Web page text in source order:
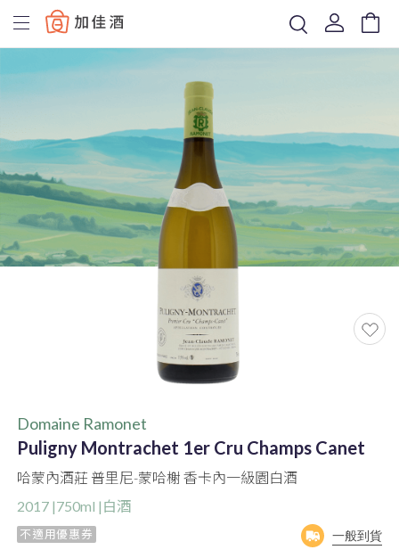
Baccus
Domaine Ramonet
Puligny Montrachet 1er Cru Champs Canet
哈蒙內酒莊 普里尼-蒙哈榭 香卡內一級園白酒
2017 |750ml |白酒
不適用優惠券 一般到貨